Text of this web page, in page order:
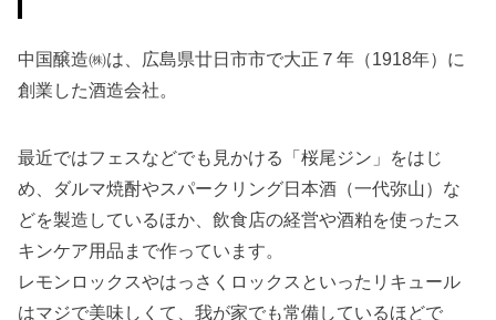
中国醸造㈱は、広島県廿日市市で大正７年（1918年）に
創業した酒造会社。
最近ではフェスなどでも見かける「桜尾ジン」をはじ
め、ダルマ焼酎やスパークリング日本酒（一代弥山）な
どを製造しているほか、飲食店の経営や酒粕を使ったス
キンケア用品まで作っています。
レモンロックスやはっさくロックスといったリキュール
はマジで美味しくて、我が家でも常備しているほどで